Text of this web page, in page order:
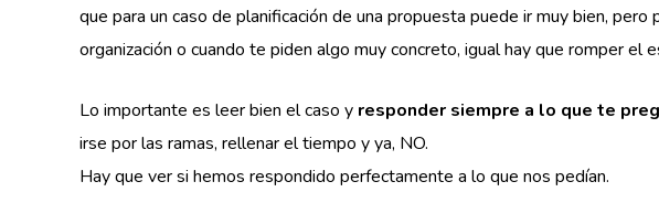
que para un caso de planificación de una propuesta puede ir muy bien, pero
organización o cuando te piden algo muy concreto, igual hay que romper el
Lo importante es leer bien el caso y responder siempre a lo que te
irse por las ramas, rellenar el tiempo y ya, NO.
Hay que ver si hemos respondido perfectamente a lo que nos pedían.